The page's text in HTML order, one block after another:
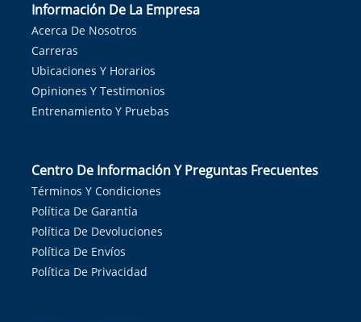
Información De La Empresa
Acerca De Nosotros
Carreras
Ubicaciones Y Horarios
Opiniones Y Testimonios
Entrenamiento Y Pruebas
Centro De Información Y Preguntas Frecuentes
Términos Y Condiciones
Política De Garantía
Política De Devoluciones
Política De Envíos
Política De Privacidad